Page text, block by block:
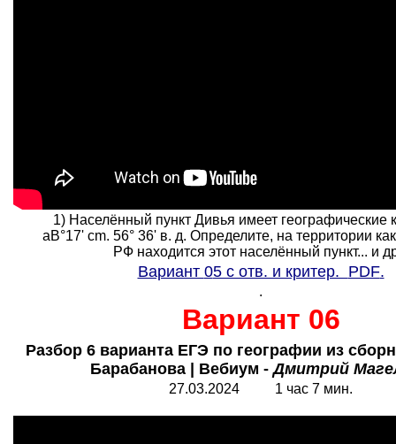
1) Населённый пункт Дивья имеет географические
аВ°17' cm. 56° 36' в. д. Определите, на территории
РФ находится этот населённый пункт... и
Вариант 05 с отв. и критер. PDF.
.
Вариант 06
Разбор 6 варианта ЕГЭ по географии из
Барабанова | Вебиум -Дмитрий
27.03.2024 1 час 7 мин.